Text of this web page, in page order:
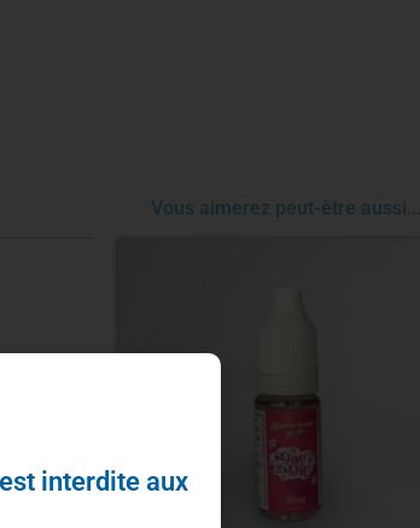
50ml .
Vous aimerez peut-être aussi…
interdite aux